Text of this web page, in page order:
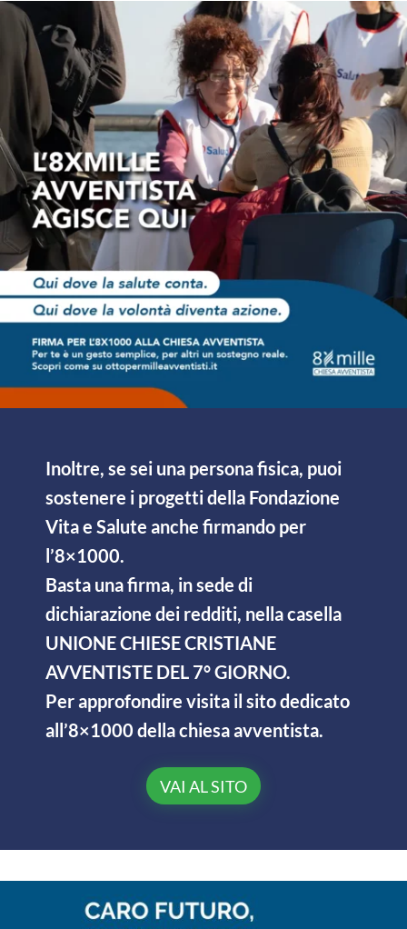
Inoltre, se sei una persona fisica, puoi
sostenere i progetti della Fondazione
Vita e Salute anche firmando per
l’8×1000.
Basta una firma, in sede di
dichiarazione dei redditi, nella casella
UNIONE CHIESE CRISTIANE
AVVENTISTE DEL 7° GIORNO.
Per approfondire visita il sito dedicato
all’8×1000 della chiesa avventista.
VAI AL SITO